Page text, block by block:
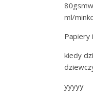
ml/
Papiery
kiedy
yyyyy